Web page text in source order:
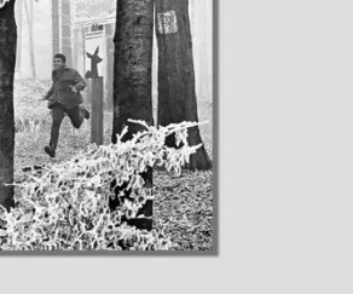
Arman Naféei James Massiah
Erchen Chang
Voir tout